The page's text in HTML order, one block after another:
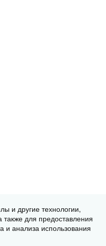
магазин
и другие технологии,
для предоставления
и анализа использования